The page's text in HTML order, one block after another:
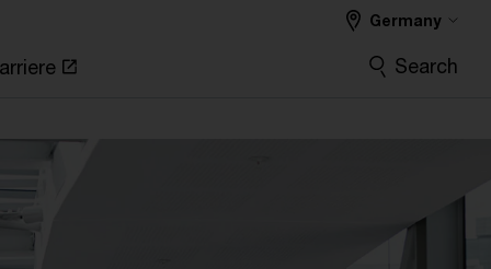
Germany
Search